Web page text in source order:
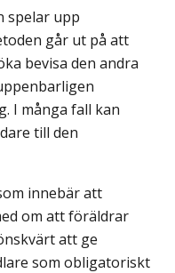
spelar upp
går ut på att
bevisa den andra
I många fall kan
till den
innebär att
om att föräldrar
att ge
som obligatoriskt